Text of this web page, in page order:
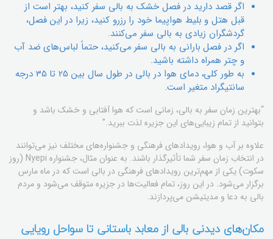
اگر قصد دارید در فصل خشک به بالی سفر کنید، بهتر است از
قبل هتل و بلیط هواپیما خود را رزرو کنید، زیرا در این فصل،
گردشگران زیادی به بالی سفر می‌کنند.
اگر در فصل بارانی به بالی سفر می‌کنید، حتماً لباس‌های ضد آب
و چتر همراه داشته باشید.
به طور کلی، دمای هوا در بالی در طول سال بین 25 تا 35 درجه
سانتیگراد متغیر است.
“بهترین زمان سفر به بالی، زمانی است که هوا آفتابی و خشک باشد و
بتوانید از تمام زیبایی‌های این جزیره لذت ببرید.”
علاوه بر آب و هوا، رویدادهای فرهنگی و جشنواره‌های مختلف نیز می‌توانند
در انتخاب زمان سفر شما تأثیرگذار باشند. به عنوان مثال، جشنواره Nyepi (روز
سکوت) یکی از مهم‌ترین رویدادهای فرهنگی در بالی است که در ماه مارس
برگزار می‌شود. در این روز، تمام فعالیت‌ها در جزیره متوقف می‌شود و مردم
بالی به دعا و مدیتیشن می‌پردازند.
مکان‌های دیدنی بالی از معابد باستانی تا سواحل رویایی